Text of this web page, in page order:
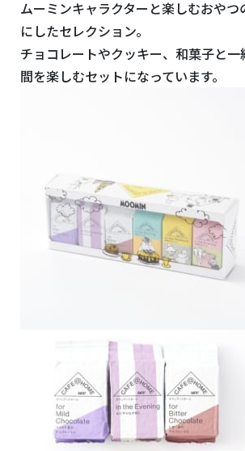
ムーミンキャラクターと楽しむおやつ
にしたセレクション。
チョコレートやクッキー、和菓子と
間を楽しむセットになっています。